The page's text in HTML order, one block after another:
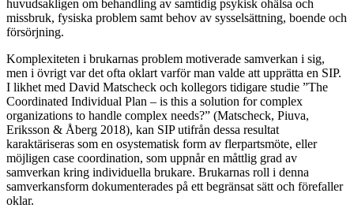
huvudsakligen om behandling av samtidig psykisk ohälsa och
missbruk, fysiska problem samt behov av sysselsättning, boende och
försörjning.
Komplexiteten i brukarnas problem motiverade samverkan i sig,
men i övrigt var det ofta oklart varför man valde att upprätta en SIP.
I likhet med David Matscheck och kollegors tidigare studie ”The
Coordinated Individual Plan – is this a solution for complex
organizations to handle complex needs?” (Matscheck, Piuva,
Eriksson & Åberg 2018), kan SIP utifrån dessa resultat
karaktäriseras som en osystematisk form av flerpartsmöte, eller
möjligen case coordination, som uppnår en måttlig grad av
samverkan kring individuella brukare. Brukarnas roll i denna
samverkansform dokumenterades på ett begränsat sätt och förefaller
oklar.